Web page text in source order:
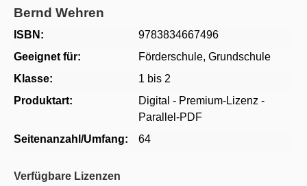
Bernd Wehren
ISBN:
9783834667496
Geeignet für:
Förderschule, Grundschule
Klasse:
1 bis 2
Produktart:
Digital - Premium-Lizenz -
Parallel-PDF
Seitenanzahl/Umfang:
64
Verfügbare Lizenzen